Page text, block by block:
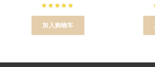
加入购物车